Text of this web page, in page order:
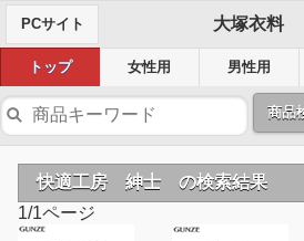
PCサイト 大塚衣料
トップ 女性用 男性用
商品
快適工房 紳士 の検索結果
1/1ページ